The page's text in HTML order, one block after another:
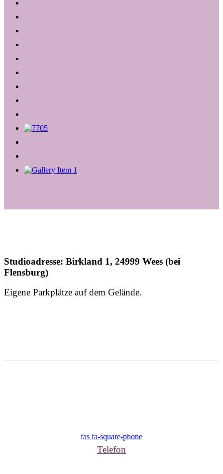
Studioadresse: Birkland 1, 24999 Wees (bei
Flensburg)
Eigene Parkplätze auf dem Gelände.
fas fa-square-phone
Telefon